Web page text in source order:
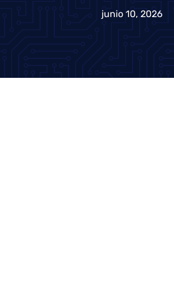
junio 10, 2026